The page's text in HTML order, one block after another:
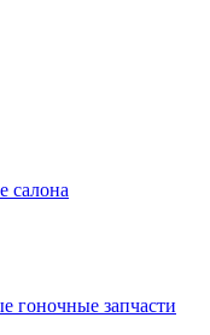
салона
гоночные запчасти